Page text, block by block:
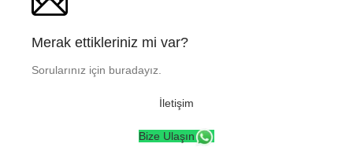
Merak ettikleriniz mi var?
Sorularınız için buradayız.
İletişim
Bize Ulaşın